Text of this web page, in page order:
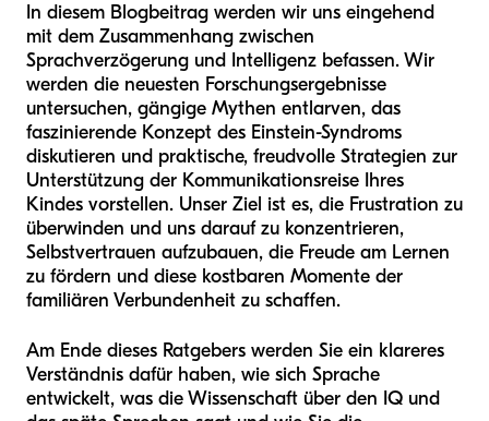
In diesem Blogbeitrag werden wir uns eingehend
mit dem Zusammenhang zwischen
Sprachverzögerung und Intelligenz befassen. Wir
werden die neuesten Forschungsergebnisse
untersuchen, gängige Mythen entlarven, das
faszinierende Konzept des Einstein-Syndroms
diskutieren und praktische, freudvolle Strategien zur
Unterstützung der Kommunikationsreise Ihres
Kindes vorstellen. Unser Ziel ist es, die Frustration zu
überwinden und uns darauf zu konzentrieren,
Selbstvertrauen aufzubauen, die Freude am Lernen
zu fördern und diese kostbaren Momente der
familiären Verbundenheit zu schaffen.
Am Ende dieses Ratgebers werden Sie ein klareres
Verständnis dafür haben, wie sich Sprache
entwickelt, was die Wissenschaft über den IQ und